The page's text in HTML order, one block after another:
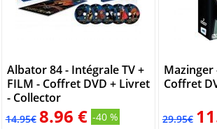
Albator 84 - Intégrale TV +
FILM - Coffret DVD + Livret
- Collector
14.95€ 8.96 € -40 %
Mazinger
Coffret
29.95€